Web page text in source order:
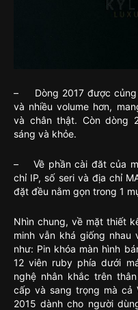
– Dòng 2017 được củng
và nhiều volume hơn,
và chân thật. Còn dòng
sáng và khỏe.
– Về phần cài đăt của
chỉ IP, số seri và địa chỉ
đặt đều nằm gọn trong 1
Nhìn chung, về mặt thiết
minh vẫn khá giống
như: Pin khóa màn hình
12 viên ruby phía dưới
nghệ nhân khắc trên
cấp và sang trọng mà cả
2015 dành cho người